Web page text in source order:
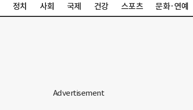
정치 사회 국제 건강 스포츠 문화·연예